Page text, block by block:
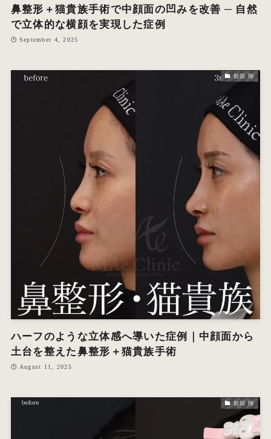
鼻整形＋猫貴族手術で中顔面の凹みを改善 ─ 自然
で立体的な横顔を実現した症例
September 4, 2025
前田 翔
ハーフのような立体感へ導いた症例｜中顔面から
土台を整えた鼻整形＋猫貴族手術
August 11, 2025
前田 翔